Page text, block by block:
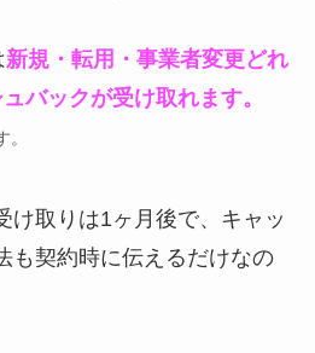
新規・転用・事業者変更どれ
バックが受け取れます。
け取りは1ヶ月後で、キャッ
も契約時に伝えるだけなの